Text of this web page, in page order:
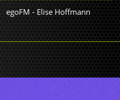
egoFM- Elise Hoffmann